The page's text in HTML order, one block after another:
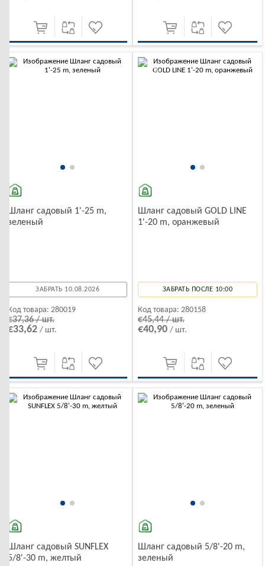
Шланг садовый 1'-25 m,
зеленый
ЗАБРАТЬ 10.08.2026
Код товара: 280019
€37,36 / шт.
€33,62/ шт.
-10%
Шланг садовый GOLD LINE
1'-20 m, оранжевый
ЗАБРАТЬ ПОСЛЕ 10:00
Код товара: 280158
€45,44 / шт.
€40,90 / шт.
-10%
Шланг садовый SUNFLEX
5/8'-30 m, желтый
Шланг садовый 5/8'-20 m,
зеленый